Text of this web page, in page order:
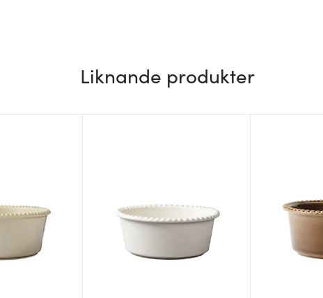
Liknande produkter